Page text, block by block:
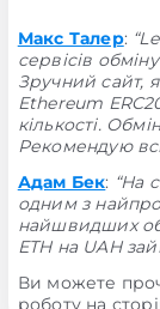
Макс Талер:
сервісів
Зручний сайт,
Ethereum
кількості.
Рекомендую
Адам Бек: “На
одним з
найшвидших
ETH на UAH
Ви можете
роботу на